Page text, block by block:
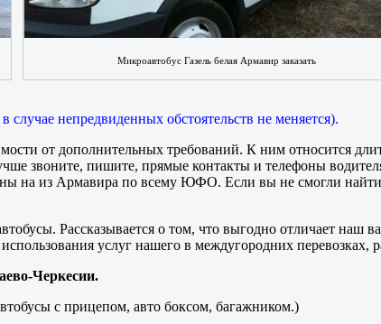
Микроавтобус Газель белая Армавир заказать
непредвиденных обстоятельств не меняется).
от дополнительных требований. К ним относится
звоните, пишите, прямые контакты и телефоны
на из Армавира по всему ЮФО. Если вы не смогли
Рассказывается о том, что выгодно отличает наш
услуг нашего в междугородних
Черкесии.
с прицепом, авто боксом, багажником.)